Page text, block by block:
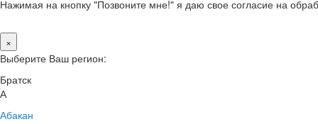
Нажимая на кнопку "Позвоните мне!" я даю свое согласие на
×
Выберите Ваш регион:
Братск
А
Абакан